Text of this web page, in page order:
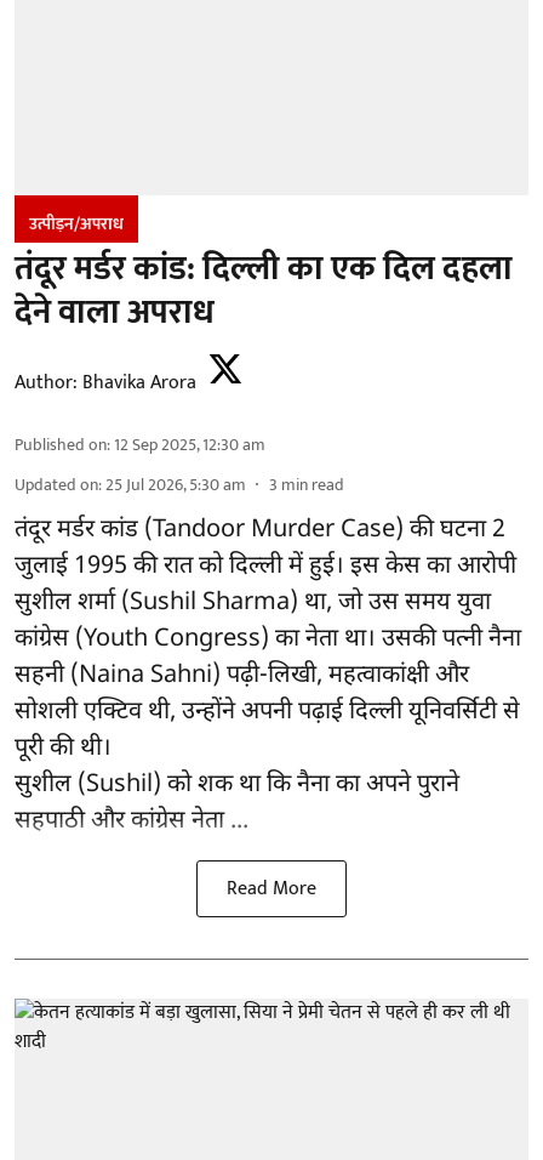
उत्पीड़न/अपराध
तंदूर मर्डर कांड: दिल्ली का एक दिल दहला
देने वाला अपराध
Author: Bhavika Arora
Published on:12 Sep 2025, 12:30 am
Updated on:25 Jul 2026, 5:30 am 3 min read
तंदूर मर्डर कांड (Tandoor Murder Case) की घटना 2
जुलाई 1995 की रात को दिल्ली में हुई। इस केस का आरोपी
सुशील शर्मा (Sushil Sharma) था, जो उस समय युवा
कांग्रेस (Youth Congress) का नेता था। उसकी पत्नी नैना
सहनी (Naina Sahni) पढ़ी-लिखी, महत्वाकांक्षी और
सोशली एक्टिव थी, उन्होंने अपनी पढ़ाई दिल्ली यूनिवर्सिटी से
पूरी की थी।
सुशील (Sushil) को शक था कि नैना का अपने पुराने
सहपाठी और कांग्रेस नेता ...
Read More